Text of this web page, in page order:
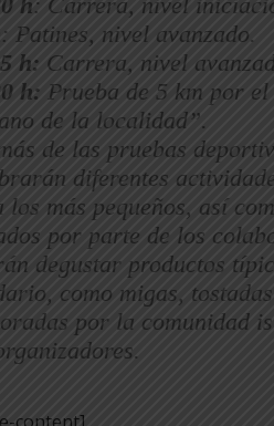
: Patines, nivel avanzado.
h: Carrera, nivel
h: Prueba de 5 km por
de la localidad”.
de las pruebas
diferentes
los más pequeños, así
por parte de los
degustar productos
como migas,
por la comunidad